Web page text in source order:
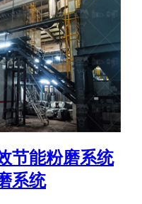
节能粉磨系统
系统